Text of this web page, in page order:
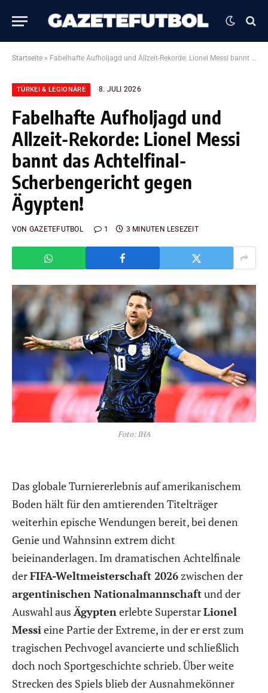
Startseite » Fabelhafte Aufholjagd und Allzeit-Rekorde: Lionel Messi bannt das Achtelfinal-Scherbengericht gegen Ägypten!
TÜRKEI & LEGIONÄRE 8. JULI 2026
Fabelhafte Aufholjagd und
Allzeit-Rekorde: Lionel Messi
bannt das Achtelfinal-
Scherbengericht gegen
Ägypten!
VON GAZETEFUTBOL 1 3 MINUTEN LESEZEIT
Foto: IHA
Das globale Turniererlebnis auf amerikanischem
Boden hält für den amtierenden Titelträger
weiterhin epische Wendungen bereit, bei denen
Genie und Wahnsinn extrem dicht
beieinanderlagen. Im dramatischen Achtelfinale
derFIFA-Weltmeisterschaft 2026 zwischen der
argentinischen Nationalmannschaftund der
Auswahl aus Ägypten erlebte SuperstarLionel
Messi eine Partie der Extreme, in der er erst zum
tragischen Pechvogel avancierte und schließlich
doch noch Sportgeschichte schrieb. Über weite
Strecken des Spiels blieb der Ausnahmekönner